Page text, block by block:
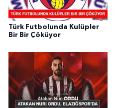
Türk Futbolunda Kulüpler
Bir Bir Çöküyor